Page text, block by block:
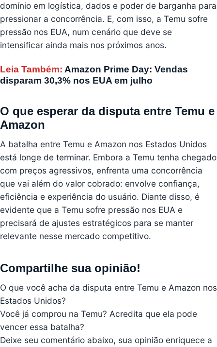
domínio em logística, dados e poder de barganha para
pressionar a concorrência. E, com isso, a Temu sofre
pressão nos EUA, num cenário que deve se
intensificar ainda mais nos próximos anos.
Leia Também: Amazon Prime Day: Vendas
disparam 30,3% nos EUA em julho
O que esperar da disputa entre Temu e
Amazon
A batalha entre Temu e Amazon nos Estados Unidos
está longe de terminar. Embora a Temu tenha chegado
com preços agressivos, enfrenta uma concorrência
que vai além do valor cobrado: envolve confiança,
eficiência e experiência do usuário. Diante disso, é
evidente que a Temu sofre pressão nos EUA e
precisará de ajustes estratégicos para se manter
relevante nesse mercado competitivo.
Compartilhe sua opinião!
O que você acha da disputa entre Temu e Amazon nos
Estados Unidos?
Você já comprou na Temu? Acredita que ela pode
vencer essa batalha?
Deixe seu comentário abaixo, sua opinião enriquece a